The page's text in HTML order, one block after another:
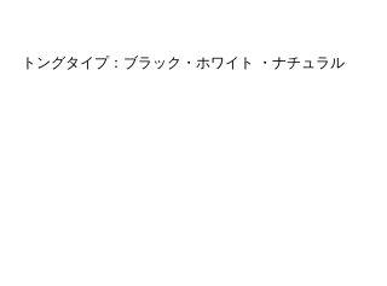
トングタイプ：ブラック・ホワイト ・ナチュラル